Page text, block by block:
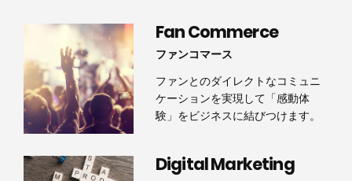
Fan Commerce
ファンコマース
ファンとのダイレクトなコミュニ
ケーションを実現して「感動体
験」をビジネスに結びつけます。
Digital Marketing